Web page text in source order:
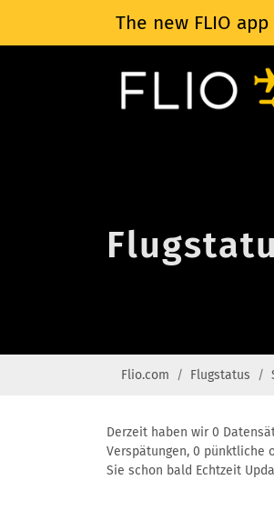
The new FLIO
Flio.com Flugstatus
Derzeit haben wir 0
Verspätungen, 0 pünktliche
Sie schon bald Echtzeit